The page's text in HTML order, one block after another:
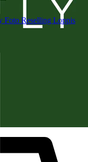
Foto Reselling Loppis